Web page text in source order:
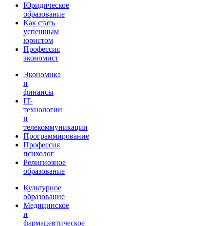
Юридическое
образование
Как стать
успешным
юристом
Профессия
экономист
Экономика
и
финансы
IT-
технологии
и
телекоммуникации
Программирование
Профессия
психолог
Религиозное
образование
Культурное
образование
Медицинское
и
фармацевтическое